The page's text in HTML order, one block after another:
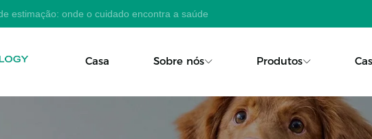
estimação: onde o cuidado encontra a saúde
Casa Sobre nós Produtos